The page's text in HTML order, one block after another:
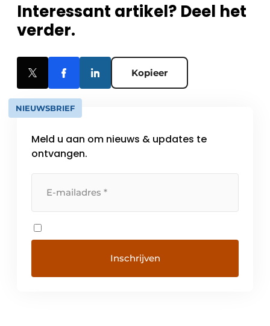
Interessant artikel? Deel het
verder.
Kopieer
NIEUWSBRIEF
Meld u aan om nieuws & updates te
ontvangen.